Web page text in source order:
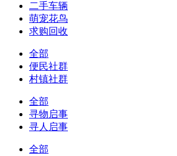
二手车辆
萌宠花鸟
求购回收
全部
便民社群
村镇社群
全部
寻物启事
寻人启事
全部